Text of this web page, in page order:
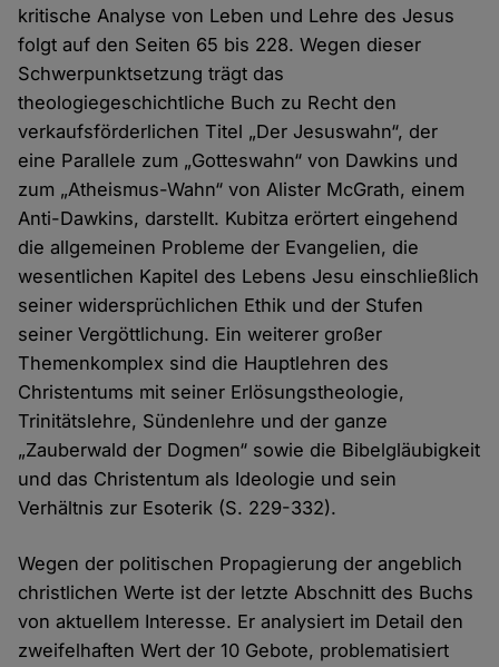
kritische Analyse von Leben und Lehre des Jesus
folgt auf den Seiten 65 bis 228. Wegen dieser
Schwerpunktsetzung trägt das
theologiegeschichtliche Buch zu Recht den
verkaufsförderlichen Titel „Der Jesuswahn“, der
eine Parallele zum „Gotteswahn“ von Dawkins und
zum „Atheismus-Wahn“ von Alister McGrath, einem
Anti-Dawkins, darstellt. Kubitza erörtert eingehend
die allgemeinen Probleme der Evangelien, die
wesentlichen Kapitel des Lebens Jesu einschließlich
seiner widersprüchlichen Ethik und der Stufen
seiner Vergöttlichung. Ein weiterer großer
Themenkomplex sind die Hauptlehren des
Christentums mit seiner Erlösungstheologie,
Trinitätslehre, Sündenlehre und der ganze
„Zauberwald der Dogmen“ sowie die Bibelgläubigkeit
und das Christentum als Ideologie und sein
Verhältnis zur Esoterik (S. 229-332).
Wegen der politischen Propagierung der angeblich
christlichen Werte ist der letzte Abschnitt des Buchs
von aktuellem Interesse. Er analysiert im Detail den
zweifelhaften Wert der 10 Gebote, problematisiert